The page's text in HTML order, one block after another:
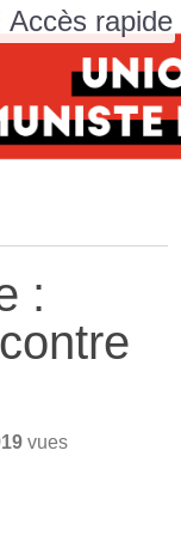
:
vues
rapide